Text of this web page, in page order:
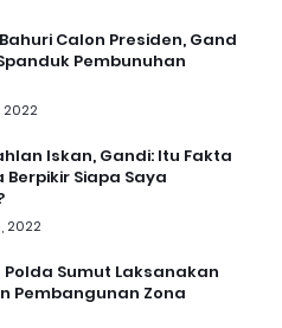
Calon Presiden, Gand
Pembunuhan
2022
Iskan, Gandi: Itu Fakta
Siapa Saya
2022
Polda Sumut Laksanakan
Pembangunan Zona